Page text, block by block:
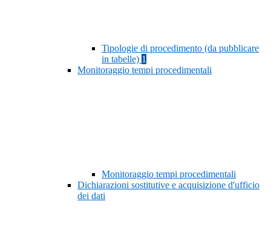
Tipologie di procedimento (da pubblicare
in tabelle) 1
Monitoraggio tempi procedimentali
Monitoraggio tempi procedimentali
Dichiarazioni sostitutive e acquisizione d'ufficio
dei dati